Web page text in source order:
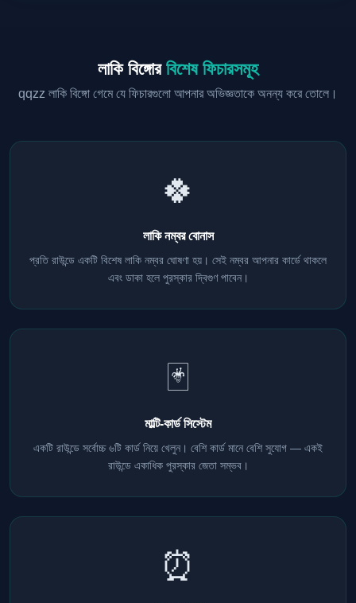
লাকি বিঙ্গোর বিশেষ ফিচারসমূহ
qqzz লাকি বিঙ্গো গেমে যে ফিচারগুলো আপনার অভিজ্ঞতাকে অনন্য করে তোলে।
🍀
লাকি নম্বর বোনাস
প্রতি রাউন্ডে একটি বিশেষ লাকি নম্বর ঘোষণা হয়। সেই নম্বর আপনার কার্ডে থাকলে
এবং ডাকা হলে পুরস্কার দ্বিগুণ পাবেন।
🃏
মাল্টি-কার্ড সিস্টেম
একটি রাউন্ডে সর্বোচ্চ ৬টি কার্ড নিয়ে খেলুন। বেশি কার্ড মানে বেশি সুযোগ — একই
রাউন্ডে একাধিক পুরস্কার জেতা সম্ভব।
⏰